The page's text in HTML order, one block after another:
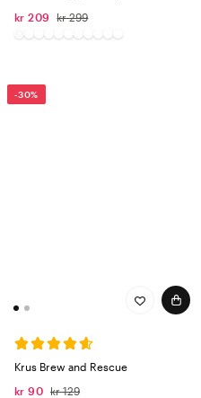
kr 209
kr 299
-30%
Krus Brew and Rescue​
kr 90 kr 129